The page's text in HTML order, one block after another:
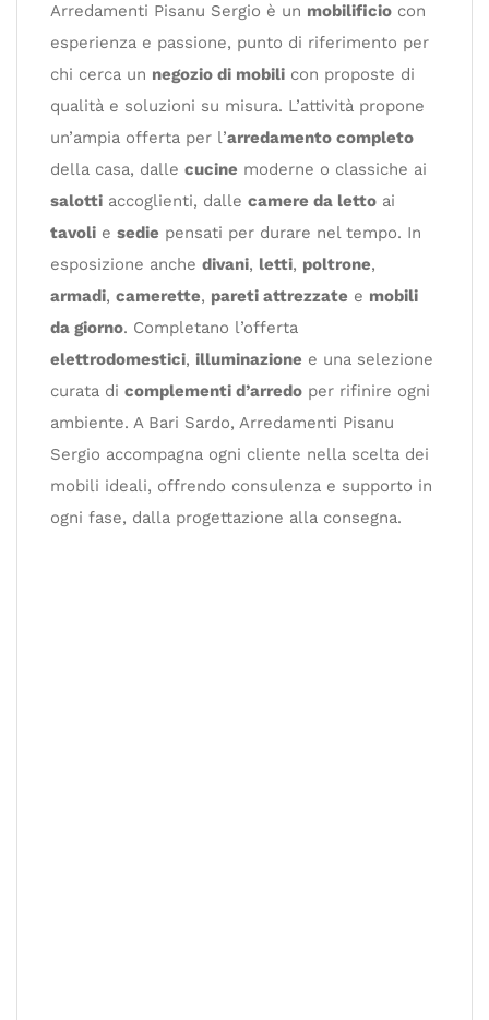
Arredamenti Pisanu Sergio è un mobilificio con
esperienza e passione, punto di riferimento per
chi cerca un negozio di mobili con proposte di
qualità e soluzioni su misura. L’attività propone
un’ampia offerta per l’arredamento completo
della casa, dalle cucine moderne o classiche ai
salotti accoglienti, dalle camere da letto ai
tavoli e sedie pensati per durare nel tempo. In
esposizione anche divani, letti, poltrone,
armadi, camerette, pareti attrezzate e mobili
da giorno. Completano l’offerta
elettrodomestici, illuminazione e una selezione
curata di complementi d’arredo per rifinire ogni
ambiente. A Bari Sardo, Arredamenti Pisanu
Sergio accompagna ogni cliente nella scelta dei
mobili ideali, offrendo consulenza e supporto in
ogni fase, dalla progettazione alla consegna.